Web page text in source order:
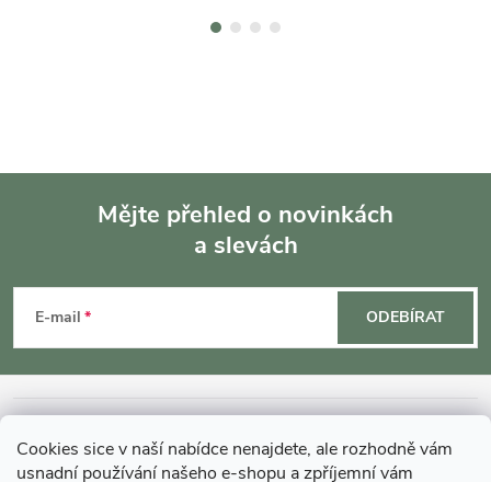
Cookies sice v naší nabídce nenajdete, ale rozhodně vám
usnadní používání našeho e-shopu a zpříjemní vám
p
a
Mějte přehled o novinkách
a slevách
E-mail ODEBÍRAT